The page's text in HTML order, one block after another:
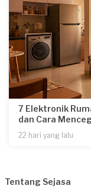
7 Elektronik
dan Cara
22 hari yang lalu
Tentang Sejasa